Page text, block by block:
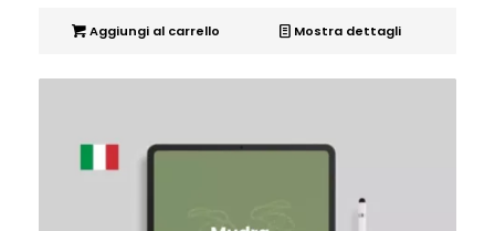
Aggiungi al carrello Mostra dettagli